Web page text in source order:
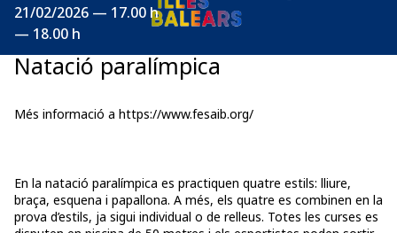
21/02/2026 — 17.00 h
— 18.00 h
Natació paralímpica
Més informació a https://www.fesaib.org/
En la natació paralímpica es practiquen quatre estils: lliure,
braça, esquena i papallona. A més, els quatre es combinen en la
prova d’estils, ja sigui individual o de relleus. Totes les curses es